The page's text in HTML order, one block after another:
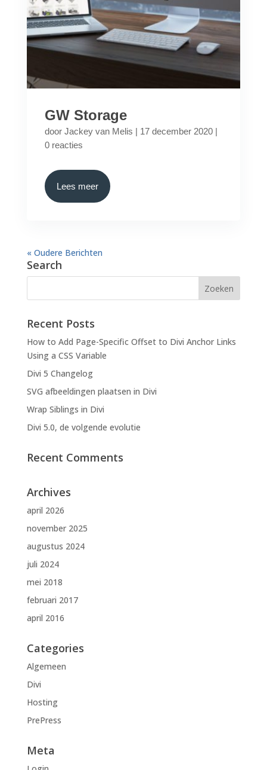
GW Storage
door Jackey van Melis | 17 december 2020|
0 reacties
Lees meer
« Oudere Berichten
Search
Recent Posts
How to Add Page-Specific Offset to Divi Anchor Links
Using a CSS Variable
Divi 5 Changelog
SVG afbeeldingen plaatsen in Divi
Wrap Siblings in Divi
Divi 5.0, de volgende evolutie
Recent Comments
Archives
april 2026
november 2025
augustus 2024
juli 2024
mei 2018
februari 2017
april 2016
Categories
Algemeen
Divi
Hosting
PrePress
Meta